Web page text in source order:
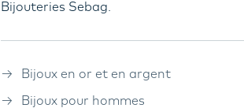
Bijouteries Sebag.
Bijoux en or et en argent
Bijoux pour hommes